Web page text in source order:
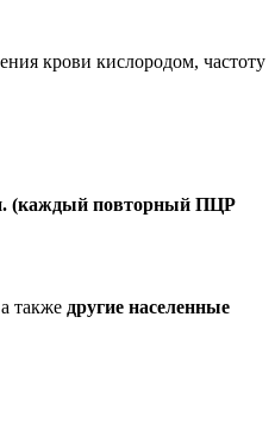
крови кислородом, частоту
(каждый повторный ПЦР
также другие населенные